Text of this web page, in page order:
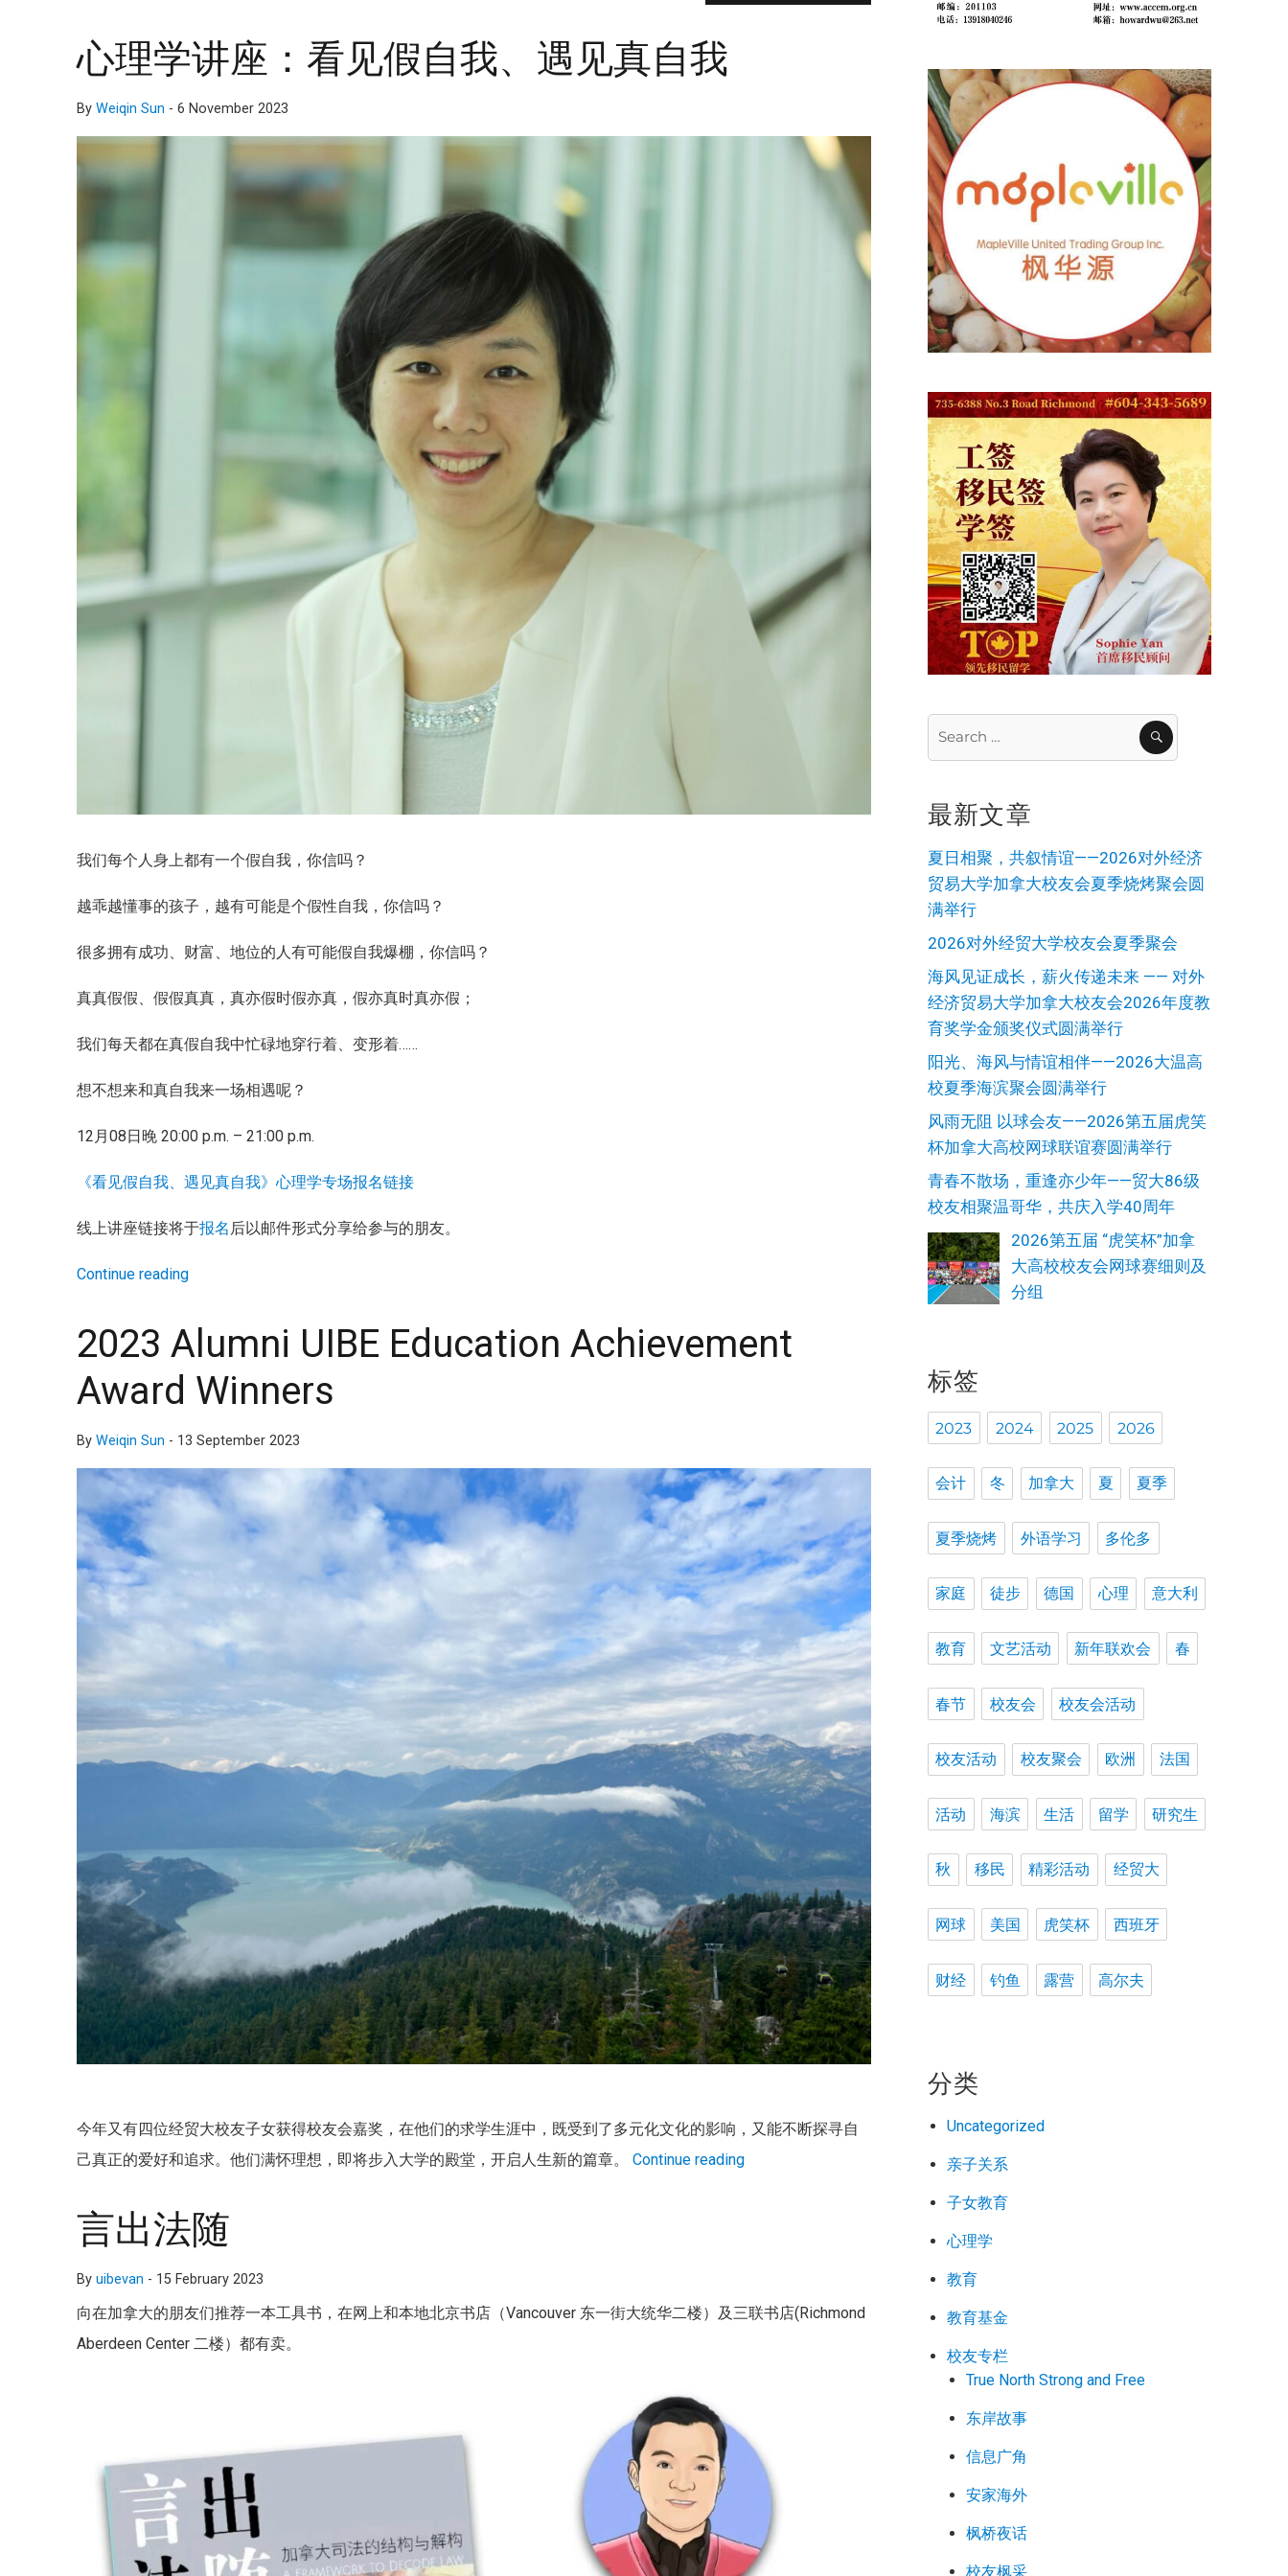
心理学讲座：看见假自我、遇见真自我
ByWeiqin Sun -6 November 2023
我们每个人身上都有一个假自我，你信吗？
越乖越懂事的孩子，越有可能是个假性自我，你信吗？
很多拥有成功、财富、地位的人有可能假自我爆棚，你信吗？
真真假假、假假真真，真亦假时假亦真，假亦真时真亦假；
我们每天都在真假自我中忙碌地穿行着、变形着……
想不想来和真自我来一场相遇呢？
12月08日晚 20:00 p.m. – 21:00 p.m.
《看见假自我、遇见真自我》心理学专场报名链接
线上讲座链接将于报名 后以邮件形式分享给参与的朋友。
Continue reading
2023 Alumni UIBE Education Achievement
Award Winners
ByWeiqin Sun - 13 September 2023
今年又有四位经贸大校友子女获得校友会嘉奖，在他们的求学生涯中，既受到了多元化文化的影响，又能不断探寻自
己真正的爱好和追求。他们满怀理想，即将步入大学的殿堂，开启人生新的篇章。Continue reading
言出法随
Byuibevan - 15 February 2023
向在加拿大的朋友们推荐一本工具书，在网上和本地北京书店（Vancouver 东一街大统华二楼）及三联书店(Richmond
Aberdeen Center 二楼）都有卖。
SEARCH
最新文章
夏日相聚，共叙情谊——2026对外经济
贸易大学加拿大校友会夏季烧烤聚会圆
满举行
2026对外经贸大学校友会夏季聚会
海风见证成长，薪火传递未来 —— 对外
经济贸易大学加拿大校友会2026年度教
育奖学金颁奖仪式圆满举行
阳光、海风与情谊相伴——2026大温高
校夏季海滨聚会圆满举行
风雨无阻 以球会友——2026第五届虎笑
杯加拿大高校网球联谊赛圆满举行
青春不散场，重逢亦少年——贸大86级
校友相聚温哥华，共庆入学40周年
2026第五届 “虎笑杯”加拿
大高校校友会网球赛细则及
分组
标签
2023 2024 2025 2026
会计 冬 加拿大 夏 夏季
夏季烧烤 外语学习 多伦多
家庭 徒步 德国 心理 意大利
教育 文艺活动 新年联欢会 春
春节 校友会 校友会活动
校友活动 校友聚会 欧洲 法国
活动 海滨 生活 留学 研究生
秋 移民 精彩活动 经贸大
网球 美国 虎笑杯 西班牙
财经 钓鱼 露营 高尔夫
分类
Uncategorized
亲子关系
子女教育
心理学
教育
教育基金
校友专栏
True North Strong and Free
东岸故事
信息广角
安家海外
枫桥夜话
校友枫采